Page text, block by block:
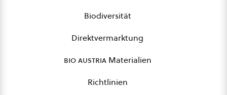
Biodiversität
Direktvermarktung
bio austriaMaterialien
Richtlinien